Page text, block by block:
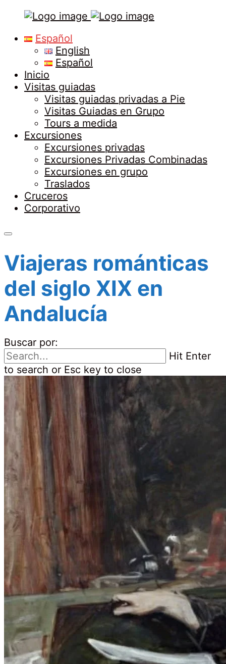
in
Malaga
PrimaryEspañol
English
Español
Inicio
Visitas guiadas
Visitas guiadas privadas a Pie
Visitas Guiadas en Grupo
Tours a medida
Excursiones
Excursiones privadas
Excursiones Privadas Combinadas
Excursiones en grupo
Traslados
Cruceros
Corporativo
Viajeras románticas
del siglo XIX en
Andalucía
Buscar por:
Hit Enter
to search or Esc key to close